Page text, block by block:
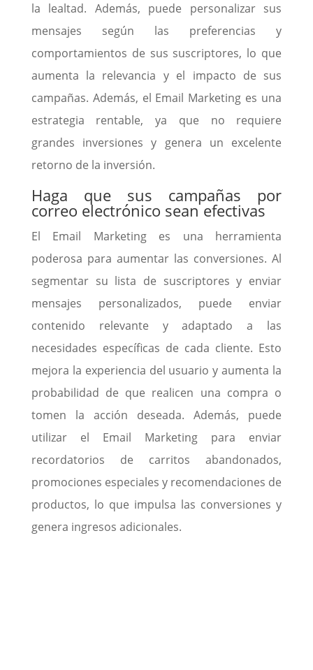
la lealtad. Además, puede personalizar sus
mensajes según las preferencias y
comportamientos de sus suscriptores, lo que
aumenta la relevancia y el impacto de sus
campañas. Además, el Email Marketing es una
estrategia rentable, ya que no requiere
grandes inversiones y genera un excelente
retorno de la inversión.
Haga que sus campañas por
correo electrónico sean efectivas
El Email Marketing es una herramienta
poderosa para aumentar las conversiones. Al
segmentar su lista de suscriptores y enviar
mensajes personalizados, puede enviar
contenido relevante y adaptado a las
necesidades específicas de cada cliente. Esto
mejora la experiencia del usuario y aumenta la
probabilidad de que realicen una compra o
tomen la acción deseada. Además, puede
utilizar el Email Marketing para enviar
recordatorios de carritos abandonados,
promociones especiales y recomendaciones de
productos, lo que impulsa las conversiones y
genera ingresos adicionales.